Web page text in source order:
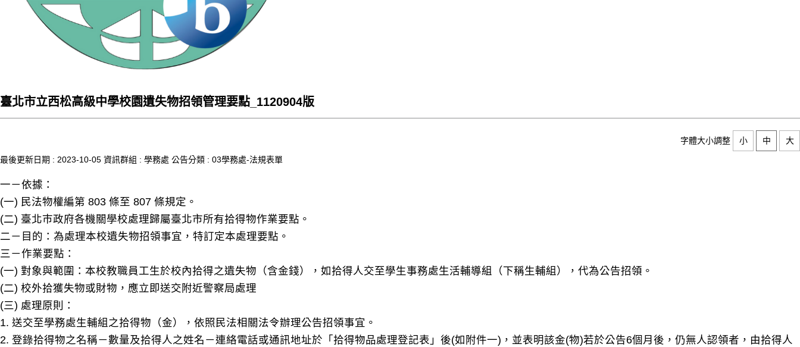
臺北市立西松高級中學校園遺失物招領管理要點_1120904版
字體大小調整 小 中
大
最後更新日期 : 2023-10-05 資訊群組 : 學務處 公告分類 : 03學務處-法規表單
一－依據：
(一) 民法物權編第 803 條至 807 條規定。
(二) 臺北巿政府各機關學校處理歸屬臺北市所有拾得物作業要點。
二－目的：為處理本校遺失物招領事宜，特訂定本處理要點。
三－作業要點：
(一) 對象與範圍：本校教職員工生於校內拾得之遺失物（含金錢），如拾得人交至學生事務處生活輔導組（下稱生輔組），代為公告招領。
(二) 校外拾獲失物或財物，應立即送交附近警察局處理
(三) 處理原則：
1. 送交至學務處生輔組之拾得物（金），依照民法相關法令辦理公告招領事宜。
2. 登錄拾得物之名稱－數量及拾得人之姓名－連絡電話或通訊地址於「拾得物品處理登記表」後(如附件一)，並表明該金(物)若於公告6個月後，仍無人認領者，由拾得人